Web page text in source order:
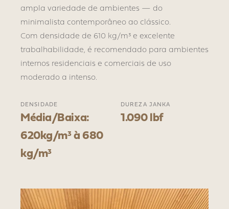
ampla variedade de ambientes — do
minimalista contemporâneo ao clássico.
Com densidade de 610 kg/m³ e excelente
trabalhabilidade, é recomendado para ambientes
internos residenciais e comerciais de uso
moderado a intenso.
DENSIDADE
Média/Baixa:
620kg/m³ à 680
kg/m³
DUREZA JANKA
1.090 lbf